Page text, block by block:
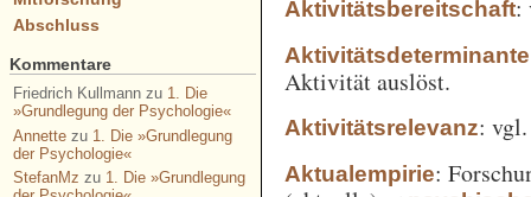
Aktivitätsbereitschaft:
Aktivitätsdeterminante
Aktivität auslöst.
Aktivitätsrelevanz:
Aktualempirie:
Abschluss
Kommentare
Friedrich Kullmannzu 1. Die
»Grundlegung der Psychologie«
Annettezu 1. Die »Grundlegung
der Psychologie«
StefanMz zu 1. Die »Grundlegung